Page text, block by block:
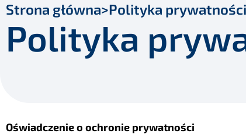
Strona główna>Polityka prywatności
Polityka
Oświadczenie o ochronie prywatności